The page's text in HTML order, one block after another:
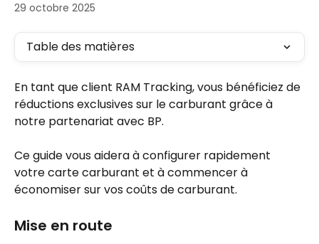
29 octobre 2025
Table des matières
En tant que client RAM Tracking, vous bénéficiez de
réductions exclusives sur le carburant grâce à
notre partenariat avec BP.
Ce guide vous aidera à configurer rapidement
votre carte carburant et à commencer à
économiser sur vos coûts de carburant.
Mise en route